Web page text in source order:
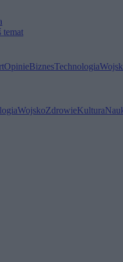
temat
OpinieBiznesTechnologia
WojskoZdrowieKultura